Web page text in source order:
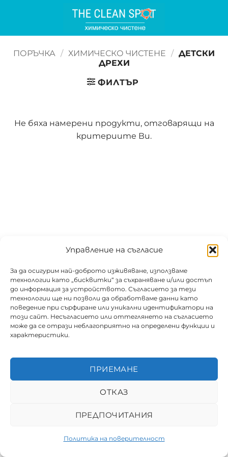
Управление на съгласие
За да осигурим най-доброто изживяване, използваме
технологии като „бисквитки“ за съхраняване и/или достъп
до информация за устройството. Съгласието за тези
технологии ще ни позволи да обработваме данни като
поведение при сърфиране или уникални идентификатори на
този сайт. Несъгласието или оттеглянето на съгласието
може да се отрази неблагоприятно на определени функции и
характеристики.
ПРИЕМАНЕ
ОТКАЗ
ПРЕДПОЧИТАНИЯ
Политика на поверителност
ПОРЪЧКА / ХИМИЧЕСКО ЧИСТЕНЕ / ДЕТСКИ
ДРЕХИ
ФИЛТЪР
Не бяха намерени продукти, отговарящи на
критериите Ви.